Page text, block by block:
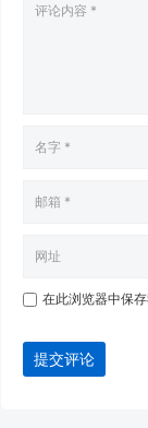
在此浏览器中保
提交评论